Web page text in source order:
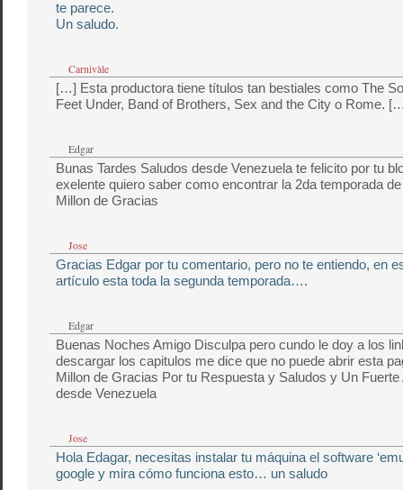
te parece.
Un saludo.
Carnivàle
[…] Esta productora tiene títulos tan bestiales como The
Feet Under, Band of Brothers, Sex and the City o Rome.
Edgar
Bunas Tardes Saludos desde Venezuela te felicito por tu
exelente quiero saber como encontrar la 2da temporada
Millon de Gracias
Jose
Gracias Edgar por tu comentario, pero no te entiendo, en
artículo esta toda la segunda temporada….
Edgar
Buenas Noches Amigo Disculpa pero cundo le doy a los
descargar los capitulos me dice que no puede abrir esta
Millon de Gracias Por tu Respuesta y Saludos y Un Fuerte
desde Venezuela
Jose
Hola Edagar, necesitas instalar tu máquina el software
google y mira cómo funciona esto… un saludo